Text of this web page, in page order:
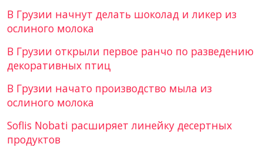
В Грузии начнут делать шоколад и ликер из
ослиного молока
В Грузии открыли первое ранчо по разведению
декоративных птиц
В Грузии начато производство мыла из
ослиного молока
Soflis Nobati расширяет линейку десертных
продуктов